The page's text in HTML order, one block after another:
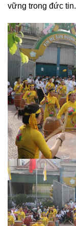
vững trong đức tin.